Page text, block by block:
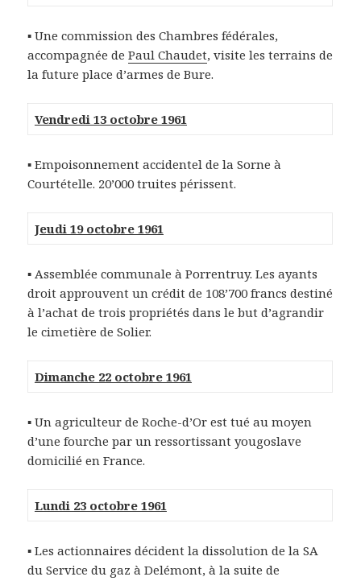
▪ Une commission des Chambres fédérales,
accompagnée dePaul Chaudet, visite les terrains de
la future place d’armes de Bure.
Vendredi 13 octobre 1961
▪ Empoisonnement accidentel de la Sorne à
Courtételle. 20’000 truites périssent.
Jeudi 19 octobre 1961
▪ Assemblée communale à Porrentruy. Les ayants
droit approuvent un crédit de 108’700 francs destiné
à l’achat de trois propriétés dans le but d’agrandir
le cimetière de Solier.
Dimanche 22 octobre 1961
▪ Un agriculteur de Roche-d’Or est tué au moyen
d’une fourche par un ressortissant yougoslave
domicilié en France.
Lundi 23 octobre 1961
▪ Les actionnaires décident la dissolution de la SA
du Service du gaz à Delémont, à la suite de